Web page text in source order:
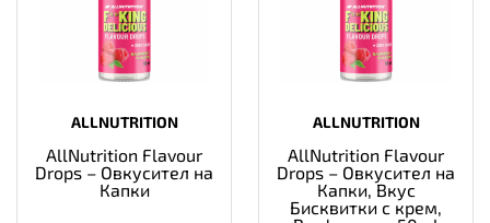
ALLNUTRITION
AllNutrition Flavour
Drops – Овкусител на
Капки
ALLNUTRITION
AllNutrition Flavour
Drops – Овкусител на
Капки, Вкус
Бисквитки с крем,